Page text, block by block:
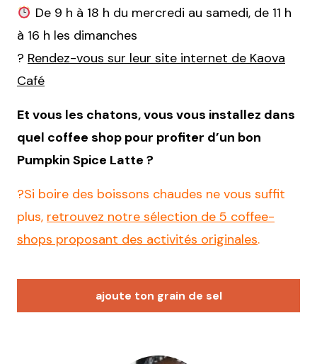
De 9 h à 18 h du mercredi au samedi, de 11 h
à 16 h les dimanches
? Rendez-vous sur leur site internet de Kaova
Café
Et vous les chatons, vous vous installez dans
quel coffee shop pour profiter d’un bon
Pumpkin Spice Latte ?
?Si boire des boissons chaudes ne vous suffit
plus, retrouvez notre sélection de 5 coffee-
shops proposant des activités originales.
ajoute ton grain de sel